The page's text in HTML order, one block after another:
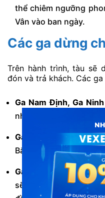
thể chiêm ngưỡng
Vân vào ban ngày.
Các ga dừng
Trên hành trình, tàu sẽ
đón và trả khách. Các
Ga Nam Định, Ga
những ga lớn ở khu vực
Ga Vinh, Ga Đồng Hới:
Bắc Trung Bộ.
Ga Huế:
Một điểm
sẽ đi qua hầm Hải